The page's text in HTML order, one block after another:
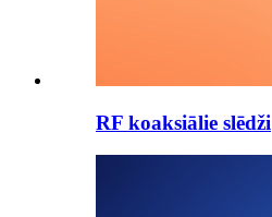
RF koaksiālie slēdži